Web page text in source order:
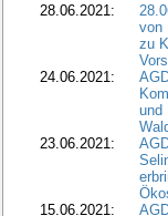
28.06.2021:
von
zu
24.06.2021:
und
23.06.2021:
15.06.2021: